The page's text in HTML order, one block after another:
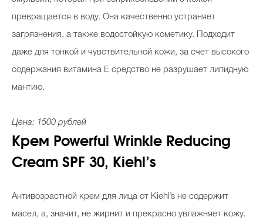
превращается в воду. Она качественно устраняет
загрязнения, а также водостойкую кометику. Подходит
даже для тонкой и чувствительной кожи, за счет высокого
содержания витамина Е средство не разрушает липидную
мантию.
Цена: 1500 рублей
Крем Powerful Wrinkle Reducing
Cream SPF 30, Kiehl’s
Антивозрастной крем для лица от Kiehl’s не содержит
масел, а, значит, не жирнит и прекрасно увлажняет кожу.